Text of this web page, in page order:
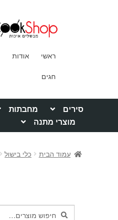
ראשי אודות
חגים
סירים מחבתות
מוצרי מתנה
עמוד הבית כלי בישול
חיפושחיפוש